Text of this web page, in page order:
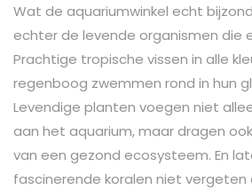
Wat de aquariumwinkel echt
echter de levende organismen die
Prachtige tropische vissen in alle
regenboog zwemmen rond in hun
Levendige planten voegen niet
aan het aquarium, maar dragen
van een gezond ecosysteem. En
fascinerende koralen niet vergeten